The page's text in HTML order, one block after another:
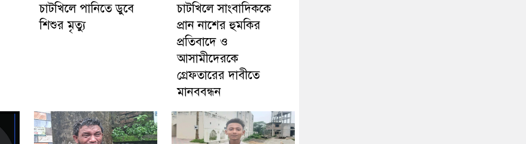
চাটখিলে পানিতে ডুবে
শিশুর মৃত্যু
চাটখিলে সাংবাদিককে
প্রান নাশের হুমকির
প্রতিবাদে ও
আসামীদেরকে
গ্রেফতারের দাবীতে
মানববন্ধন